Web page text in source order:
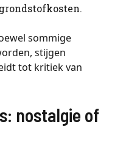
sommige
stijgen
tot kritiek van
nostalgie of